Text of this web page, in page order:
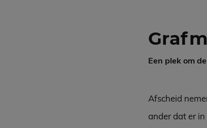
Een plek om
Afscheid
ander dat er